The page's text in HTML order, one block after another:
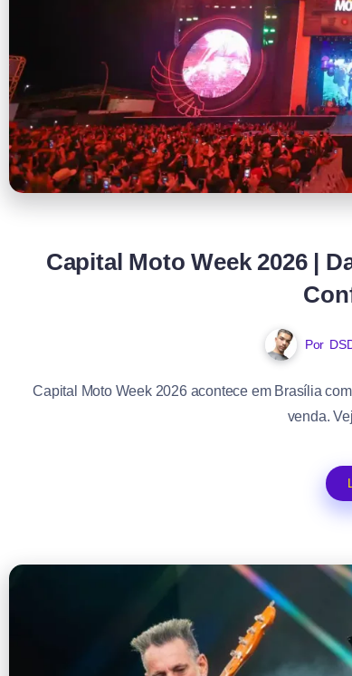
Capital Moto Week 2026 |
Por
Capital Moto Week 2026 acontece em Brasília
venda.